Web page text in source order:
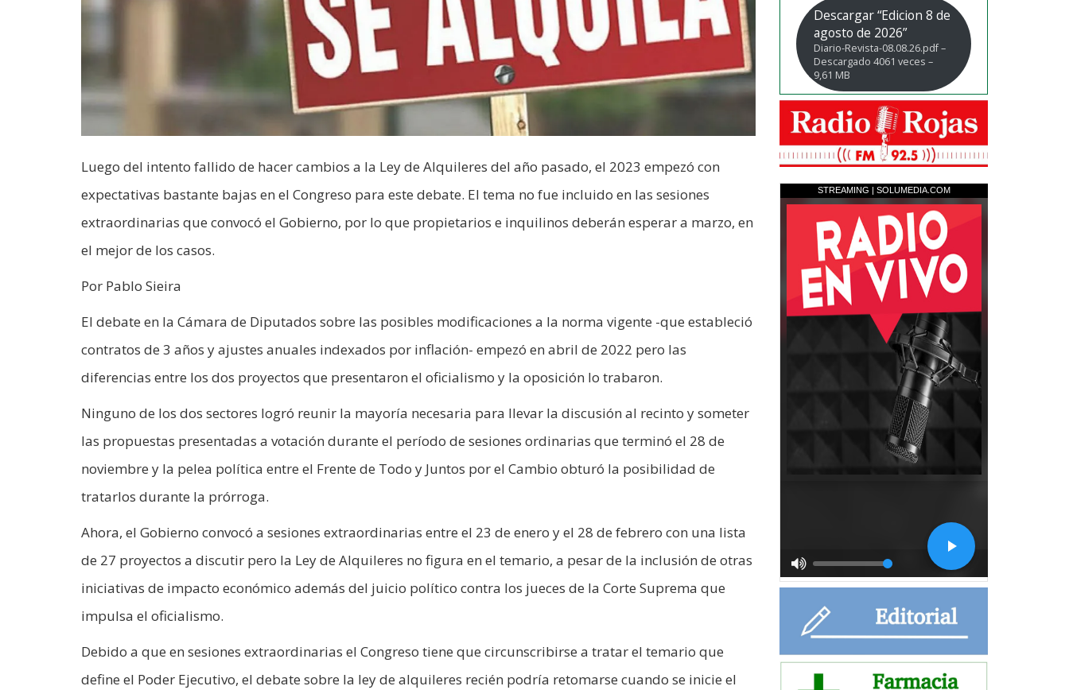
Luego del intento fallido de hacer cambios a la Ley de Alquileres del año pasado, el 2023 empezó con
expectativas bastante bajas en el Congreso para este debate. El tema no fue incluido en las sesiones
extraordinarias que convocó el Gobierno, por lo que propietarios e inquilinos deberán esperar a marzo, en
el mejor de los casos.
Por Pablo Sieira
El debate en la Cámara de Diputados sobre las posibles modificaciones a la norma vigente -que estableció
contratos de 3 años y ajustes anuales indexados por inflación- empezó en abril de 2022 pero las
diferencias entre los dos proyectos que presentaron el oficialismo y la oposición lo trabaron.
Ninguno de los dos sectores logró reunir la mayoría necesaria para llevar la discusión al recinto y someter
las propuestas presentadas a votación durante el período de sesiones ordinarias que terminó el 28 de
noviembre y la pelea política entre el Frente de Todo y Juntos por el Cambio obturó la posibilidad de
tratarlos durante la prórroga.
Ahora, el Gobierno convocó a sesiones extraordinarias entre el 23 de enero y el 28 de febrero con una lista
de 27 proyectos a discutir pero la Ley de Alquileres no figura en el temario, a pesar de la inclusión de otras
iniciativas de impacto económico además del juicio político contra los jueces de la Corte Suprema que
impulsa el oficialismo.
Debido a que en sesiones extraordinarias el Congreso tiene que circunscribirse a tratar el temario que
define el Poder Ejecutivo, el debate sobre la ley de alquileres recién podría retomarse cuando se inicie el
Descargar “Edicion 8 de
agosto de 2026”
Diario-Revista-08.08.26.pdf –
Descargado 4061 veces –
9,61 MB